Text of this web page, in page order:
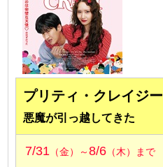
プリティ・クレイジー
悪魔が引っ越してきた
7/31 （金）～8/6 （木）まで